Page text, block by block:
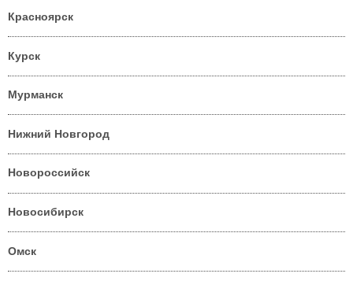
Красноярск
Курск
Мурманск
Нижний Новгород
Новороссийск
Новосибирск
Омск